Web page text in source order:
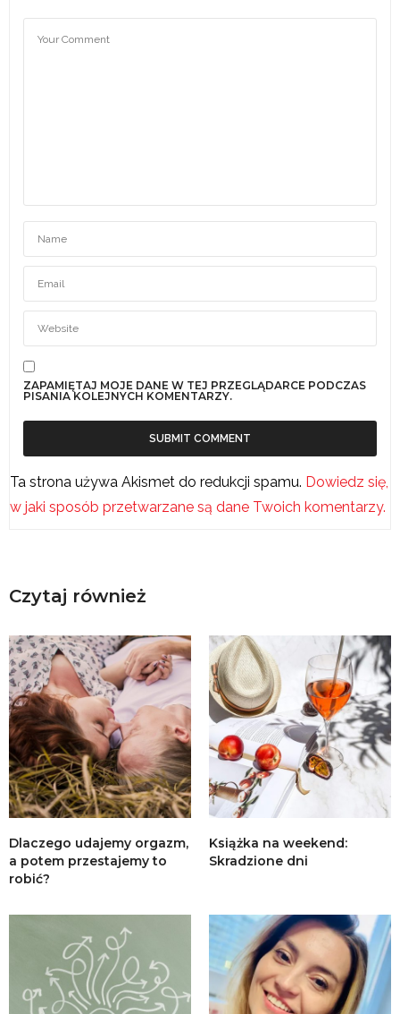
ZAPAMIĘTAJ MOJE DANE W TEJ PRZEGLĄDARCE PODCZAS
PISANIA KOLEJNYCH KOMENTARZY.
Ta strona używa Akismet do redukcji spamu. Dowiedz się,
w jaki sposób przetwarzane są dane Twoich komentarzy.
Czytaj również
Dlaczego udajemy orgazm,
a potem przestajemy to
robić?
Książka na weekend:
Skradzione dni